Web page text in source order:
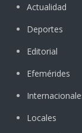
Actualidad
Deportes
Editorial
Efemérides
Locales